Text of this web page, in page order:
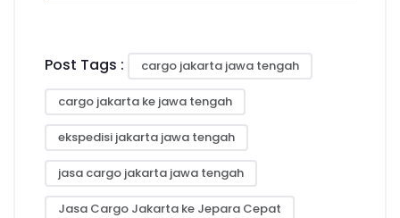
Post Tags : cargo jakarta jawa tengah
cargo jakarta ke jawa tengah
ekspedisi jakarta jawa tengah
jasa cargo jakarta jawa tengah
Jasa Cargo Jakarta ke Jepara Cepat